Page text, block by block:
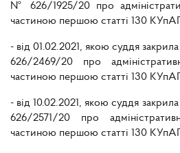
№ 626/1925/20 про
частиною першою статті 130
- від 01.02.2021, якою суддя
626/2469/20 про
частиною першою статті 130
- від 10.02.2021, якою суддя
626/2571/20 про
частиною першою статті 130